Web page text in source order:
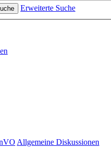
Erweiterte Suche
Allgemeine Diskussionen